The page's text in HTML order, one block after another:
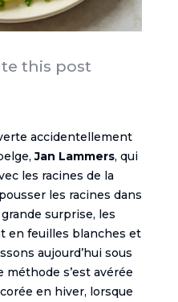
this post
accidentellement
Jan Lammers, qui
les racines de la
les racines dans
surprise, les
en feuilles blanches et
aujourd’hui sous
méthode s’est avérée
en hiver, lorsque